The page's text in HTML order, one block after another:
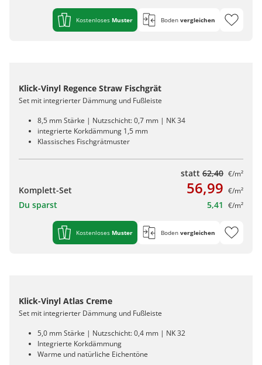
Kostenloses Muster Boden vergleichen
Klick-Vinyl Regence Straw Fischgrät
Set mit integrierter Dämmung und Fußleiste
8,5 mm Stärke | Nutzschicht: 0,7 mm | NK 34
integrierte Korkdämmung 1,5 mm
Klassisches Fischgrätmuster
statt 62,40 €/m²
Komplett-Set 56,99 €/m²
Du sparst 5,41 €/m²
Kostenloses Muster Boden vergleichen
Klick-Vinyl Atlas Creme
Set mit integrierter Dämmung und Fußleiste
5,0 mm Stärke | Nutzschicht: 0,4 mm | NK 32
Integrierte Korkdämmung
Warme und natürliche Eichentöne